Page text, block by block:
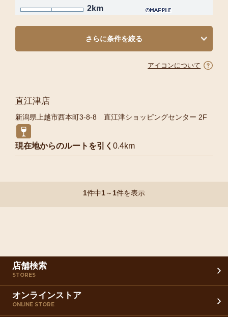
2km
さらに条件を絞る
アイコンについて
直江津店
新潟県上越市西本町3-8-8 直江津ショッピングセンター 2F
現在地からのルートを引く 0.4km
1件中1～1件を表示
店舗検索
STORES
オンラインストア
ONLINE STORE